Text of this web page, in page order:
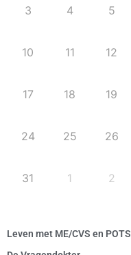
3 4 5
10 11 12
17 18 19
24 25 26
31 1 2
Leven met ME/CVS en POTS